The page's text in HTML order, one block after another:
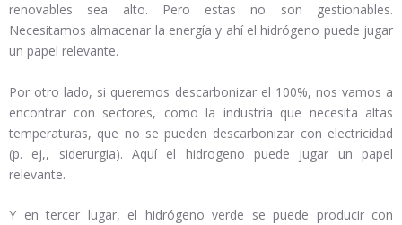
renovables sea alto. Pero estas no son gestionables.
Necesitamos almacenar la energía y ahí el hidrógeno puede jugar
un papel relevante.
Por otro lado, si queremos descarbonizar el 100%, nos vamos a
encontrar con sectores, como la industria que necesita altas
temperaturas, que no se pueden descarbonizar con electricidad
(p. ej,, siderurgia). Aquí el hidrogeno puede jugar un papel
relevante.
Y en tercer lugar, el hidrógeno verde se puede producir con